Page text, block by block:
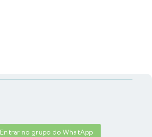
Entrar no grupo do WhatApp